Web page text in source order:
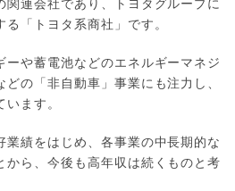
関連会社であり、トヨタグループに
「トヨタ系商社」です。
ーや蓄電池などのエネルギーマネジ
の「非自動車」事業にも注力し、
ます。
業績をはじめ、各事業の中長期的な
から、今後も高年収は続くものと考